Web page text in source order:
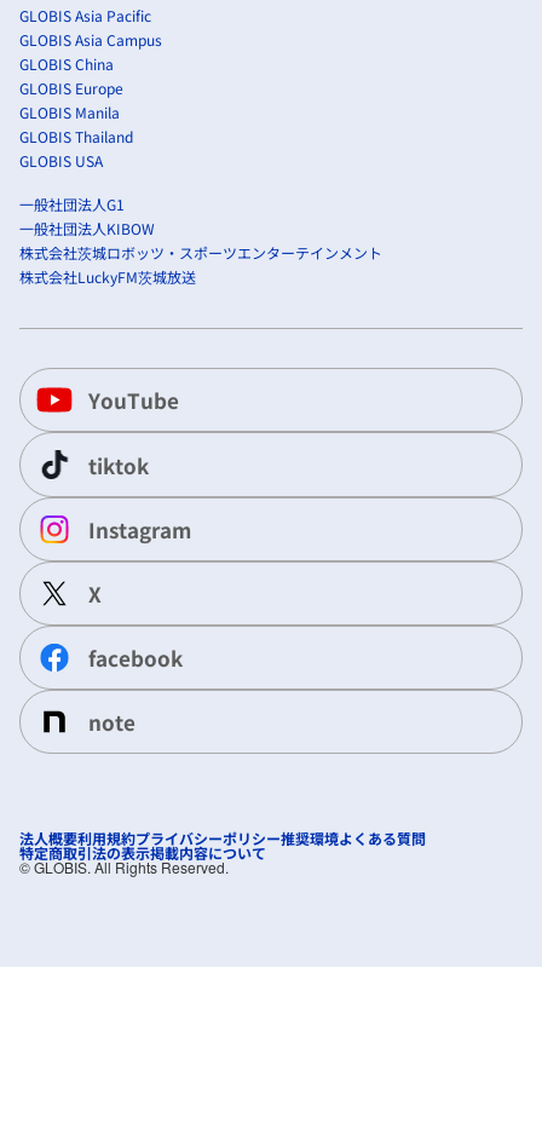
GLOBIS Asia Pacific
GLOBIS Asia Campus
GLOBIS China
GLOBIS Europe
GLOBIS Manila
GLOBIS Thailand
GLOBIS USA
一般社団法人G1
一般社団法人KIBOW
株式会社茨城ロボッツ・スポーツエンターテインメント
株式会社LuckyFM茨城放送
YouTube
tiktok
Instagram
X
facebook
note
法人概要利用規約プライバシーポリシー推奨環境よくある質問
特定商取引法の表示掲載内容について
©︎ GLOBIS. All Rights Reserved.